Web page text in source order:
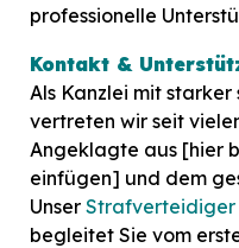
professionelle
Kontakt &
Als Kanzlei mit starker
vertreten wir seit
Angeklagte aus [hier
einfügen] und dem
Unser Strafverteidiger
begleitet Sie vom